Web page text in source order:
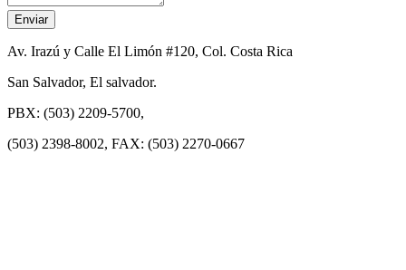
Av. Irazú y Calle El Limón #120, Col. Costa Rica
San Salvador, El salvador.
PBX: (503) 2209-5700,
(503) 2398-8002, FAX: (503) 2270-0667